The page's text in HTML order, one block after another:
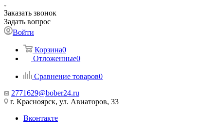
Заказать звонок
Задать вопрос
Войти
Корзина0
Отложенные0
Сравнение товаров0
2771629@bober24.ru
г. Красноярск, ул. Авиаторов, 33
Вконтакте